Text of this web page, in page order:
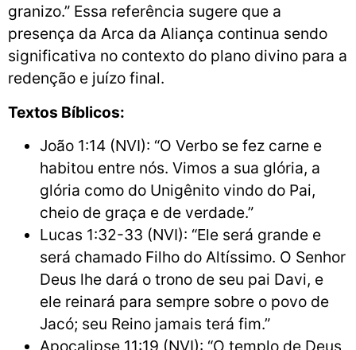
granizo.” Essa referência sugere que a
presença da Arca da Aliança continua sendo
significativa no contexto do plano divino para a
redenção e juízo final.
Textos Bíblicos:
João 1:14 (NVI): “O Verbo se fez carne e
habitou entre nós. Vimos a sua glória, a
glória como do Unigênito vindo do Pai,
cheio de graça e de verdade.”
Lucas 1:32-33 (NVI): “Ele será grande e
será chamado Filho do Altíssimo. O Senhor
Deus lhe dará o trono de seu pai Davi, e
ele reinará para sempre sobre o povo de
Jacó; seu Reino jamais terá fim.”
Apocalipse 11:19 (NVI): “O templo de Deus